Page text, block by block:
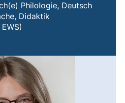
Philologie, Deutsch
Didaktik